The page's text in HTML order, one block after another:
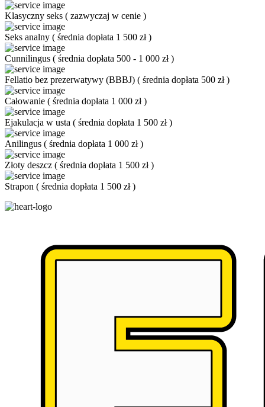
Klasyczny seks ( zazwyczaj w cenie )
Seks analny ( średnia dopłata 1 500 zł)
Cunnilingus ( średnia dopłata 500 - 1 000 zł)
Fellatio bez prezerwatywy (BBBJ) ( średnia dopłata 500 zł)
Całowanie ( średnia dopłata 1 000 zł)
Ejakulacja w usta ( średnia dopłata 1 500 zł)
Anilingus ( średnia dopłata 1 000 zł)
Złoty deszcz ( średnia dopłata 1 500 zł)
Strapon ( średnia dopłata 1 500 zł)